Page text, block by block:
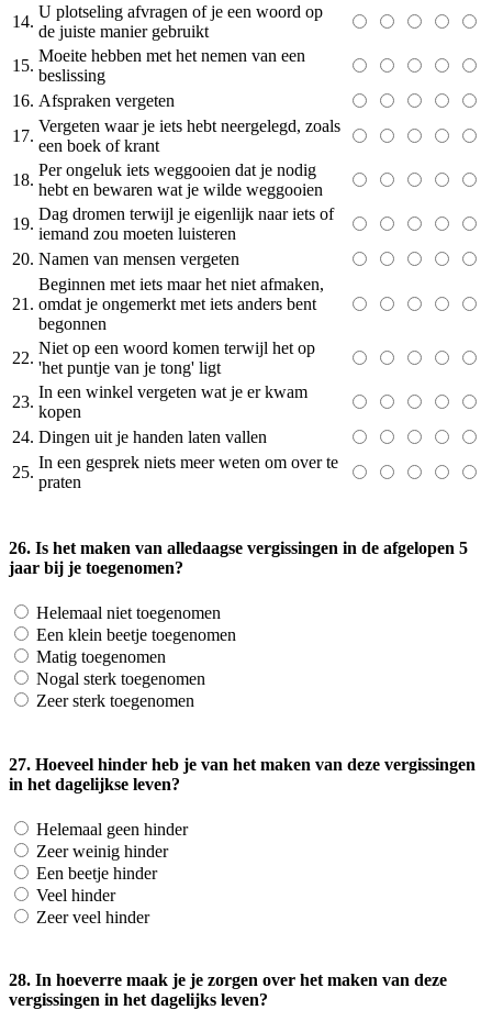
14.
U plotseling afvragen of je een woord op
de juiste manier gebruikt
15.
Moeite hebben met het nemen van een
beslissing
16. Afspraken vergeten
17.
Vergeten waar je iets hebt neergelegd, zoals
een boek of krant
18.
Per ongeluk iets weggooien dat je nodig
hebt en bewaren wat je wilde weggooien
19.
Dag dromen terwijl je eigenlijk naar iets of
iemand zou moeten luisteren
20. Namen van mensen vergeten
21.
Beginnen met iets maar het niet afmaken,
omdat je ongemerkt met iets anders bent
begonnen
22.
Niet op een woord komen terwijl het op
'het puntje van je tong' ligt
23.
In een winkel vergeten wat je er kwam
kopen
24. Dingen uit je handen laten vallen
25.
In een gesprek niets meer weten om over te
praten
26. Is het maken van alledaagse vergissingen in de afgelopen 5
jaar bij je toegenomen?
Helemaal niet toegenomen
Een klein beetje toegenomen
Matig toegenomen
Nogal sterk toegenomen
Zeer sterk toegenomen
27. Hoeveel hinder heb je van het maken van deze vergissingen
in het dagelijkse leven?
Helemaal geen hinder
Zeer weinig hinder
Een beetje hinder
Veel hinder
Zeer veel hinder
28. In hoeverre maak je je zorgen over het maken van deze
vergissingen in het dagelijks leven?